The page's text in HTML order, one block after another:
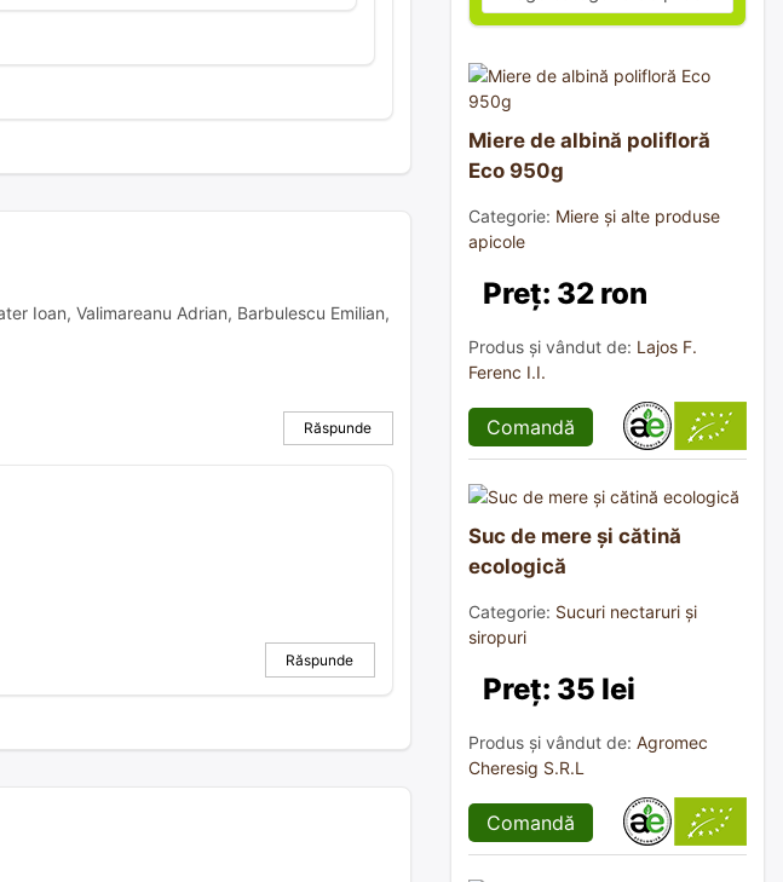
Ioan, Valimareanu Adrian, Barbulescu Emilian,
Răspunde
Răspunde
Miere de albină polifloră
Eco 950g
Categorie: Miere și alte produse
apicole
Preț: 32 ron
Produs și vândut de: Lajos F.
Ferenc I.I.
Comandă
Suc de mere și cătină
ecologică
Categorie: Sucuri nectaruri și
siropuri
Preț: 35 lei
Produs și vândut de: Agromec
Cheresig S.R.L
Comandă